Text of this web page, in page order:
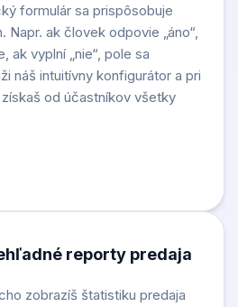
formulár sa prispôsobuje
Napr. ak človek odpovie „áno“,
ak vyplní „nie“, pole sa
náš intuitívny konfigurátor a pri
od účastníkov všetky
reporty predaja
zobrazíš štatistiku predaja